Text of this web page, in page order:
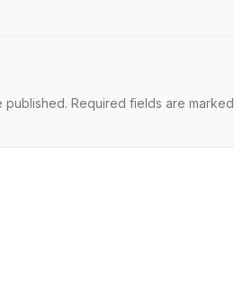
published. Required fields are marked